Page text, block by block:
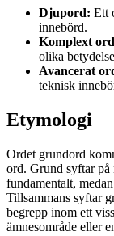
Djupord: Ett
innebörd.
Komplext
olika
Avancerat
teknisk
Etymologi
Ordet grundord
ord. Grund syftar
fundamentalt,
Tillsammans syftar
begrepp inom ett
ämnesområde eller